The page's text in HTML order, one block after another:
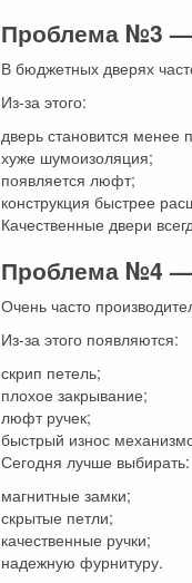
Проблема №3 —
В бюджетных дверях
Из-за этого:
дверь становится менее
хуже шумоизоляция;
появляется люфт;
конструкция быстрее
Качественные двери
Проблема №4
Очень часто
Из-за этого появляются:
скрип петель;
плохое закрывание;
люфт ручек;
быстрый износ
Сегодня лучше выбирать:
магнитные замки;
скрытые петли;
качественные ручки;
надежную фурнитуру.